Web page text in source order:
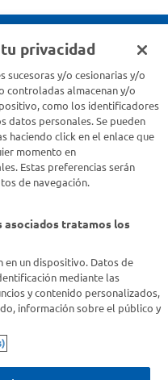
nosotros acá
privacidad
sucesoras y/o cesionarias y/o
controladas almacenan y/o
como los identificadores
datos personales. Se pueden
haciendo click en el enlace que
momento en
Estas preferencias serán
de navegación.
asociados tratamos los
en un dispositivo. Datos de
mediante las
y contenido personalizados,
información sobre el público y